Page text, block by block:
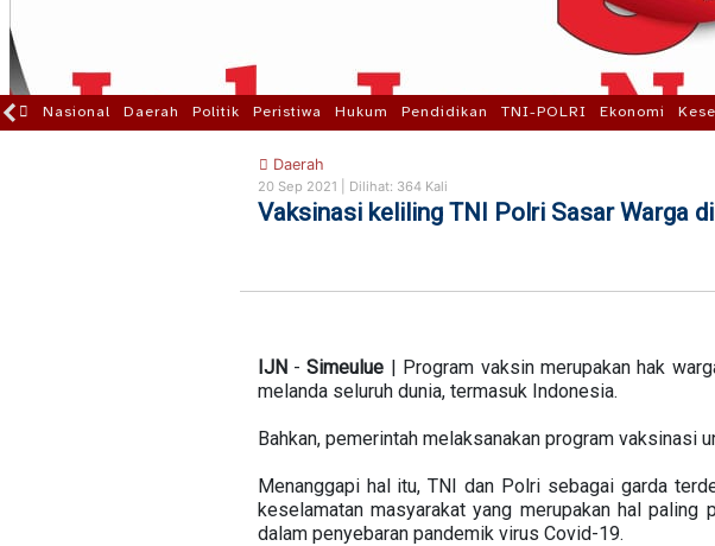
Nasional Daerah Politik Peristiwa Hukum Pendidikan TNI-POLRI Ekonomi
Daerah
20 Sep 2021 | Dilihat: 364 Kali
Vaksinasi keliling TNI Polri Sasar Warga
IJN-Simeulue | Program vaksin merupakan hak
melanda seluruh dunia, termasuk Indonesia.
Bahkan, pemerintah melaksanakan program vaksinasi
Menanggapi hal itu, TNI dan Polri sebagai garda
keselamatan masyarakat yang merupakan hal paling
dalam penyebaran pandemik virus Covid-19.